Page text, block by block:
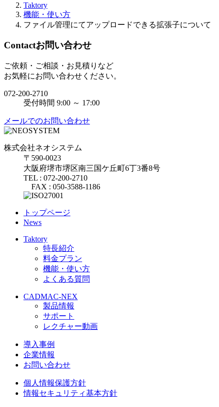
Taktory
機能・使い方
ファイル管理にてアップロードできる拡張子について
Contactお問い合わせ
ご依頼・ご相談・お見積りなど
お気軽にお問い合わせください。
072-200-2710
受付時間 9:00 ～ 17:00
メールでのお問い合わせ
株式会社ネオシステム
〒590-0023
大阪府堺市堺区南三国ケ丘町6丁3番8号
TEL : 072-200-2710
FAX : 050-3588-1186
トップページ
News
Taktory
特長紹介
料金プラン
機能・使い方
よくある質問
CADMAC-NEX
製品情報
サポート
レクチャー動画
導入事例
企業情報
お問い合わせ
個人情報保護方針
情報セキュリティ基本方針